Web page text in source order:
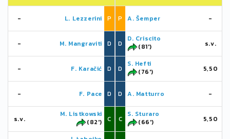
- L. Lezzerini P
- M. Mangraviti D
- F. Karačić D
- F. Pace D
s.v.
M. Listkowski
(82')
C
P A. Šemper -
D
D. Criscito
(81')
s.v.
D
S. Hefti
(76')
5,50
D A. Matturro -
C
S. Sturaro
(66')
5,50